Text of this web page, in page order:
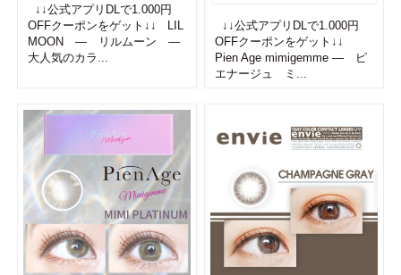
↓↓公式アプリDLで1.000円
OFFクーポンをゲット↓↓ LIL
MOON ― リルムーン ―
大人気のカラ...
↓↓公式アプリDLで1.000円
OFFクーポンをゲット↓↓
Pien Age mimigemme ― ピ
エナージュ ミ...